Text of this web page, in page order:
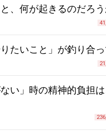
、何が起きるのだろう
たいこと」が釣り合
い」時の精神的負担